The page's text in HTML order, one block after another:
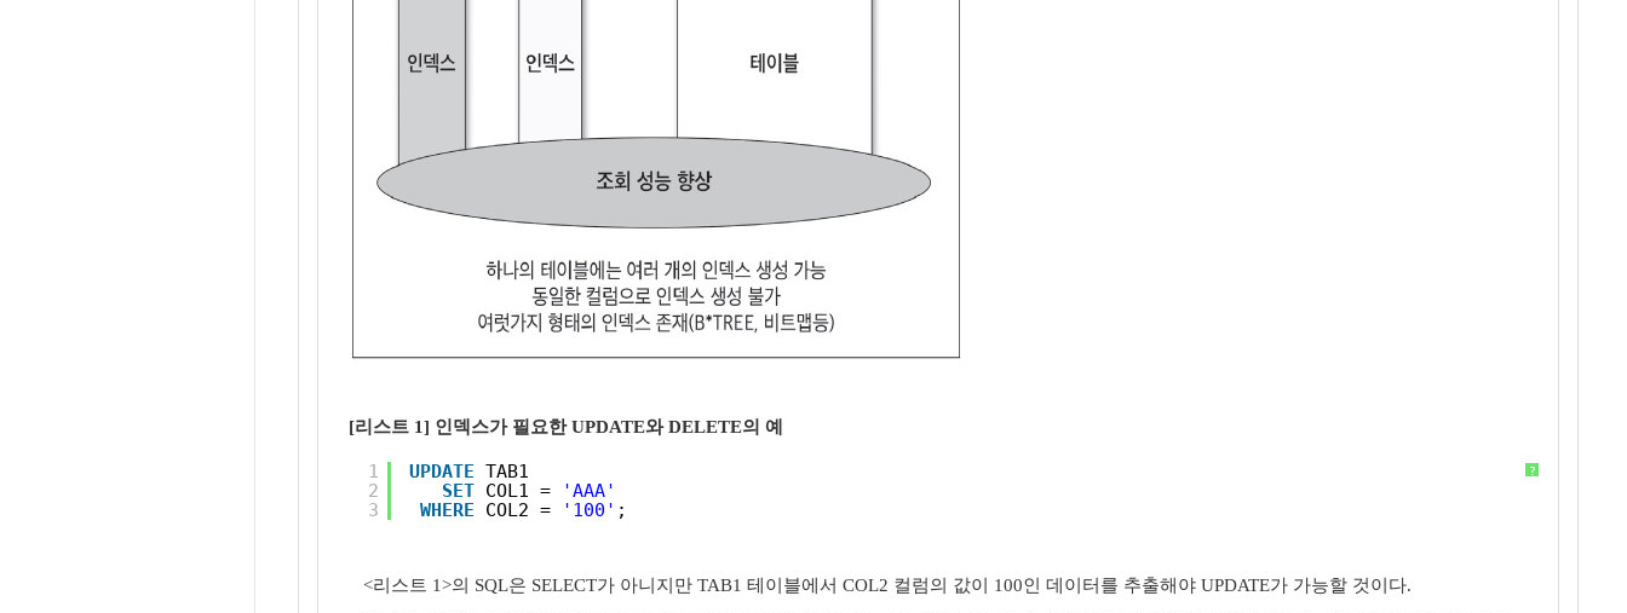
[리스트 1] 인덱스가 필요한 UPDATE와 DELETE의 예
?
1
2
3
UPDATE TAB1
SET COL1 =
'AAA'
WHERE
COL2 = '100' ;
<리스트 1>의 SQL은 SELECT가 아니지만 TAB1 테이블에서 COL2 컬럼의 값이 100인 데이터를 추출해야 UPDATE가 가능할 것이다.